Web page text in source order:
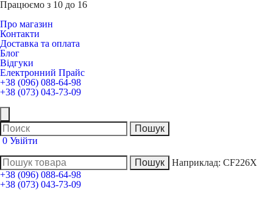
Працюємо з 10 до 16
Про магазин
Контакти
Доставка та оплата
Блог
Відгуки
Електронний Прайс
+38 (096) 088-64-98
+38 (073) 043-73-09
0 Увійти
Наприклад: CF226X
+38 (096) 088-64-98
+38 (073) 043-73-09